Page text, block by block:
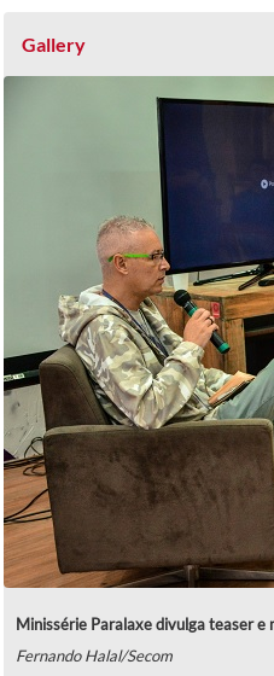
Gallery
Minissérie Paralaxe divulga teaser e
Fernando Halal/Secom